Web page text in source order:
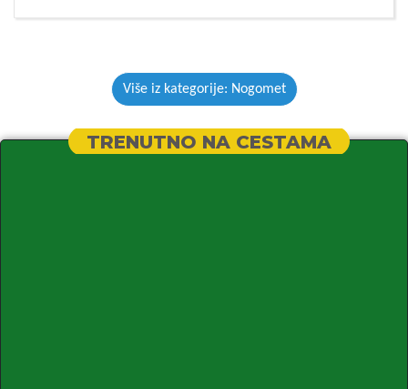
Više iz kategorije: Nogomet
TRENUTNO NA CESTAMA